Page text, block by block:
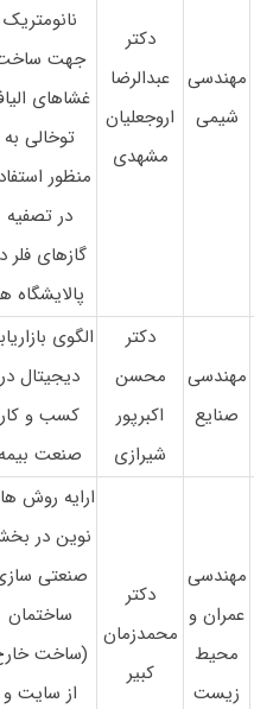
مهندسی
شیمی
دکتر
عبدالرضا
اروجعلیان
مشهدی
نانومتریک
جهت
غشاهای
توخالی به
منظور
در تصفیه
گازهای فلر
پالایشگاه
مهندسی
صنایع
دکتر
محسن
اکبرپور
شیرازی
الگوی
دیجیتال در
کسب و کار
صنعت
مهندسی
عمران و
محیط
زیست
دکتر
محمدزمان
کبیر
ارایه روش
نوین در
صنعتی
ساختمان
(ساخت
از سایت و